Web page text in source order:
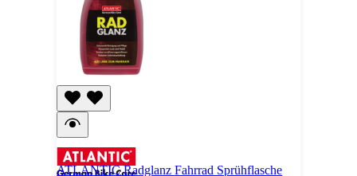
ATLANTIC Radglanz Fahrrad Sprühflasche